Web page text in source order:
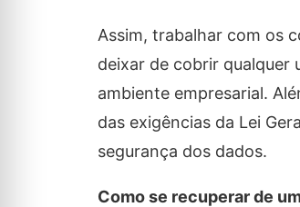
Assim, trabalhar com os
deixar de cobrir qualquer
ambiente empresarial.
das exigências da Lei
segurança dos dados.
Como se recuperar de